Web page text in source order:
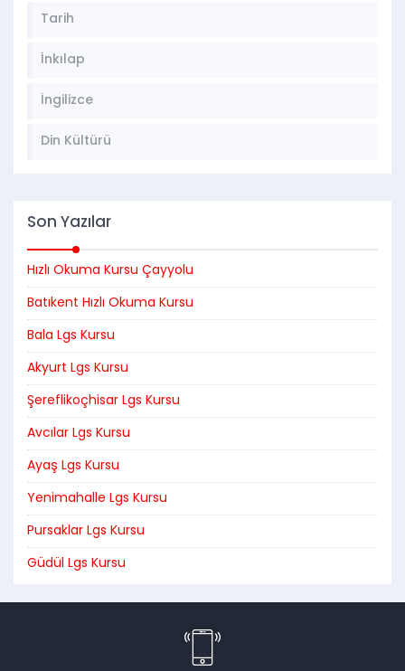
Tarih
İnkılap
İngilizce
Din Kültürü
Son Yazılar
Hızlı Okuma Kursu Çayyolu
Batıkent Hızlı Okuma Kursu
Bala Lgs Kursu
Akyurt Lgs Kursu
Şereflikoçhisar Lgs Kursu
Avcılar Lgs Kursu
Ayaş Lgs Kursu
Yenimahalle Lgs Kursu
Pursaklar Lgs Kursu
Güdül Lgs Kursu